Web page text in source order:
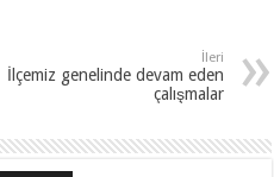
İleri
İlçemiz genelinde devam eden
çalışmalar